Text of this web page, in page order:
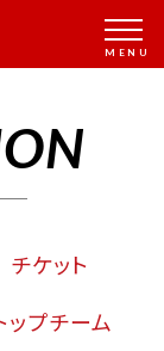
チケット
ップチーム